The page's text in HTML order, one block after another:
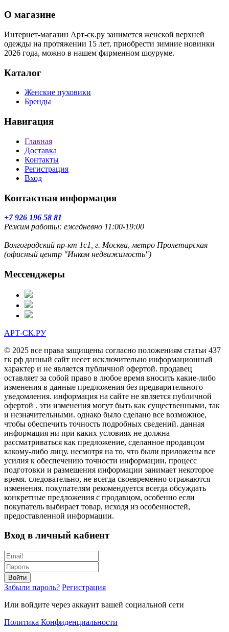
О магазине
Интернет-магазин Арт-ск.ру занимется женской верхней
одежды на протяжении 15 лет, приобрести зимние новинки
2026 года, можно в нашем фирменном шоуруме.
Каталог
Женские пуховики
Бренды
Навигация
Главная
Доставка
Контакты
Регистрация
Вход
Контактная информация
+7 926 196 58 81
Режим работы: ежедневно 11:00-19:00
Волгоградский пр-кт 1с1, г. Москва, метро Пролетарская
(офисный центр "Инком недвижимость")
Мессенджеры
АРТ-СК.РУ
© 2025 все права защищены согласно положениям статьи 437
гк рф данный сайт несет исключительно информационный
характер и не является публичной офертой. продавец
оставляет за собой право в любое время вносить какие-либо
изменения в данные предложения без предварительного
уведомления. информация на сайте не является публичной
офертой . эти изменения могут быть как существенными, так
и незначительными. однако было сделано все возможное,
чтобы обеспечить точность подробных сведений. данная
информация ни при каких условиях не должна
рассматриваться как предложение, сделанное продавцом
какому-либо лицу. несмотря на то, что были приложены все
усилия к обеспечению точности информации, процесс
подготовки и размещения информации занимает некоторое
время. следовательно, не всегда своевременно отражаются
изменения. покупателям рекомендуется всегда обсуждать
конкретные предложения с продавцом, особенно если
покупатель выбирает товар, исходя из особенностей,
предоставленной информации.
Вход в личный кабиент
Войти
Забыли пароль? Регистрация
Или войдите через аккаунт вашей социальной сети
Политика Конфиденциальности